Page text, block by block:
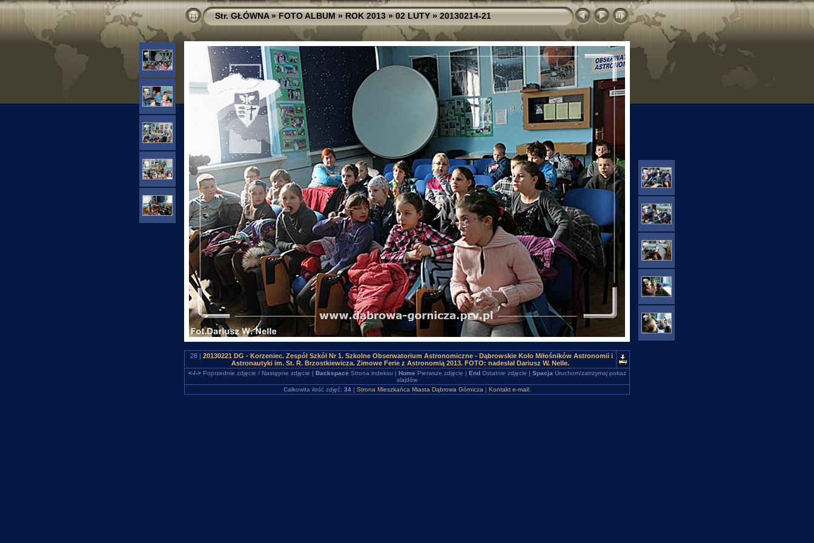
Str. GŁÓWNA»FOTO ALBUM»ROK 2013»02 LUTY»20130214-21
28 | 20130221 DG - Korzeniec. Zespół Szkół Nr 1. Szkolne Obserwatorium Astronomiczne - Dąbrowskie Koło Miłośników Astronomii i
Astronautyki im. St. R. Brzostkiewicza. Zimowe Ferie z Astronomią 2013. FOTO: nadesłał Dariusz W. Nelle.
<-/->Poprzednie zdjęcie / Następne zdjęcie | Backspace Strona indeksu | Home Pierwsze zdjęcie | EndOstatnie zdjęcie | Spacja Uruchom/zatrzymaj pokaz
slajdów
Całkowita ilość zdjęć: 34 | Strona Mieszkańca Miasta Dąbrowa Górnicza | Kontakt e-mail: